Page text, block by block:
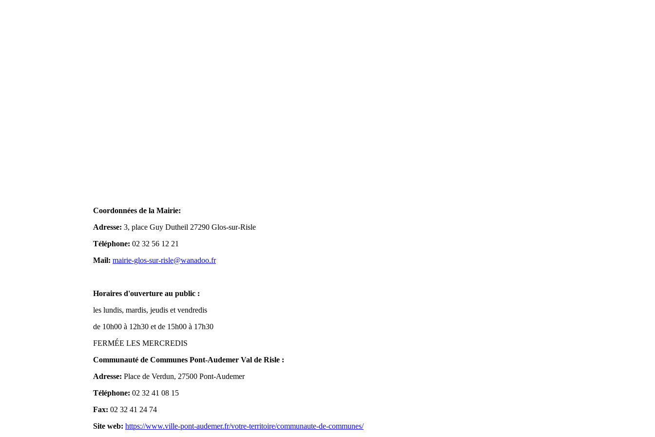
Coordonnées de la Mairie:
Adresse: 3, place Guy Dutheil 27290 Glos-sur-Risle
Téléphone: 02 32 56 12 21
Mail: mairie-glos-sur-risle@wanadoo.fr
Horaires d'ouverture au public :
les lundis, mardis, jeudis et vendredis
de 10h00 à 12h30 et de 15h00 à 17h30
FERMÉE LES MERCREDIS
Communauté de Communes Pont-Audemer Val de Risle :
Adresse: Place de Verdun, 27500 Pont-Audemer
Téléphone: 02 32 41 08 15
Fax: 02 32 41 24 74
Site web: https://www.ville-pont-audemer.fr/votre-territoire/communaute-de-communes/